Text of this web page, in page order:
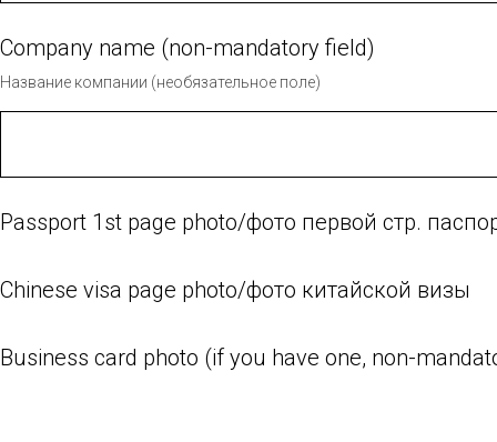
Company name (non-mandatory field)
Название компании (необязательное поле)
Passport 1st page photo/фото первой стр.
Chinese visa page photo/фото китайской визы
Business card photo (if you have one, non-